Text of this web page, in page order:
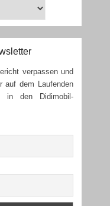
verpassen und
auf dem Laufenden
in den Didimobil-